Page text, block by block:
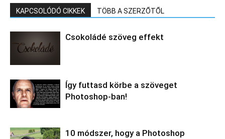
KAPCSOLÓDÓ CIKKEK TÖBB A SZERZŐTŐL
Csokoládé szöveg effekt
Így futtasd körbe a szöveget
Photoshop-ban!
10 módszer, hogy a Photoshop